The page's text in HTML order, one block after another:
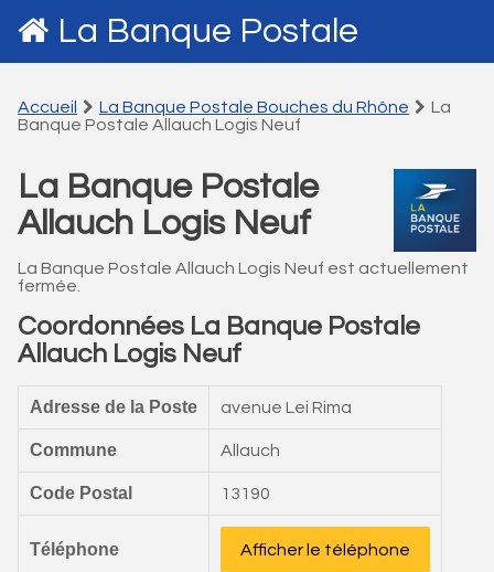
La Banque Postale
Accueil La Banque Postale Bouches du Rhône
La
Banque Postale Allauch Logis Neuf
La Banque Postale
Allauch Logis Neuf
La Banque Postale Allauch Logis Neuf est actuellement
fermée.
Coordonnées La Banque Postale
Allauch Logis Neuf
Adresse de la Poste avenue Lei Rima
Commune Allauch
Code Postal 13190
Téléphone Afficher le téléphone